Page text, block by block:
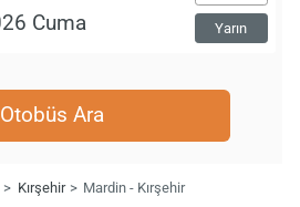
Yarın
Otobüs Ara
Kırşehir Mardin - Kırşehir